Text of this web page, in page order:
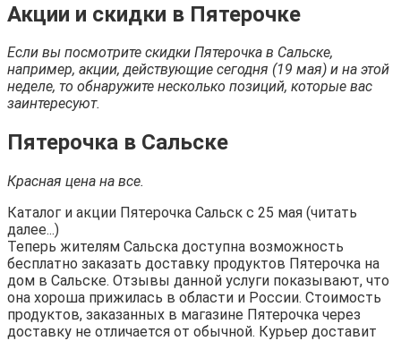
Акции и скидки в Пятерочке
Если вы посмотрите скидки Пятерочка в Сальске,
например, акции, действующие сегодня (19 мая) и на этой
неделе, то обнаружите несколько позиций, которые вас
заинтересуют.
Пятерочка в Сальске
Красная цена на все.
Каталог и акции Пятерочка Сальск с 25 мая (читать
далее...)
Теперь жителям Сальска доступна возможность
бесплатно заказать доставку продуктов Пятерочка на
дом в Сальске. Отзывы данной услуги показывают, что
она хороша прижилась в области и России. Стоимость
продуктов, заказанных в магазине Пятерочка через
доставку не отличается от обычной. Курьер доставит